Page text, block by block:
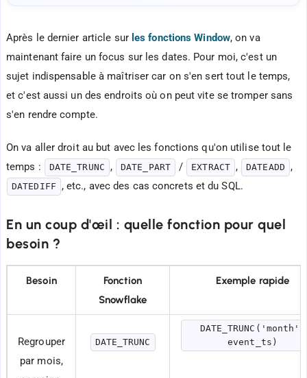
Après le dernier article sur les fonctions Window, on va
maintenant faire un focus sur les dates. Pour moi, c'est un
sujet indispensable à maîtriser car on s'en sert tout le temps,
et c'est aussi un des endroits où on peut vite se tromper sans
s'en rendre compte.
On va aller droit au but avec les fonctions qu'on utilise tout le
temps :
DATE_TRUNC , DATE_PART / EXTRACT , DATEADD ,
DATEDIFF , etc., avec des cas concrets et du SQL.
En un coup d'œil : quelle fonction pour quel
besoin ?
Besoin
Fonction
Snowflake
Exemple rapide
Regrouper
par mois,
DATE_TRUNC
DATE_TRUNC('month',
event_ts)